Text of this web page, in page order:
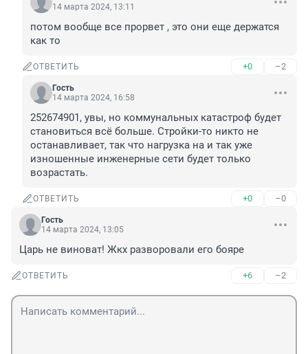
14 марта 2024, 13:11
потом вообще все прорвет , это они еще держатся
как то
ОТВЕТИТЬ +0 –2
Гость
14 марта 2024, 16:58
252674901, увы, но коммунальных катастроф будет
становиться всё больше. Стройки-то никто не
останавливает, так что нагрузка на и так уже
изношенные инженерные сети будет только
возрастать.
ОТВЕТИТЬ +0 –0
Гость
14 марта 2024, 13:05
Царь не виноват! Жкх разворовали его бояре
ОТВЕТИТЬ +6 –2